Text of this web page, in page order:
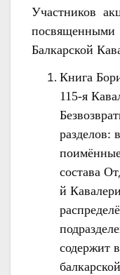
Участников
Балкарской
Книга
115-я
разделов:
состава
й
содержит